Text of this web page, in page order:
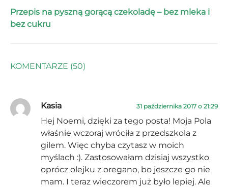
Przepis na pyszną gorącą czekoladę – bez mleka i
bez cukru
KOMENTARZE (50)
Kasia 31 października 2017 o 21:29
Hej Noemi, dzięki za tego posta! Moja Pola
właśnie wczoraj wróciła z przedszkola z
gilem. Więc chyba czytasz w moich
myślach :). Zastosowałam dzisiaj wszystko
oprócz olejku z oregano, bo jeszcze go nie
mam. I teraz wieczorem już było lepiej. Ale